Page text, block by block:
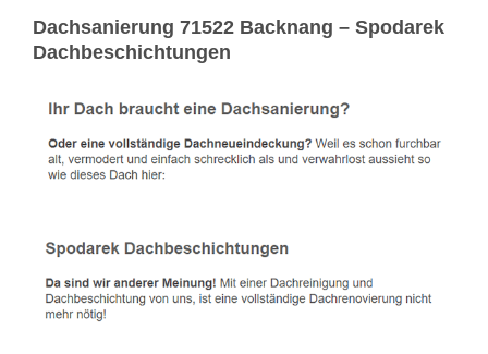
Dachsanierung 71522 Backnang – Spodarek
Dachbeschichtungen